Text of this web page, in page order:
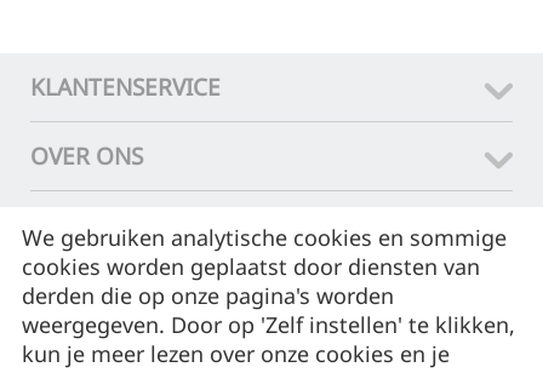
KLANTENSERVICE
OVER ONS
CONTACT
ASSORTIMENT
MIJN ACCOUNT
We gebruiken analytische cookies en sommige
cookies worden geplaatst door diensten van
derden die op onze pagina's worden
weergegeven. Door op 'Zelf instellen' te klikken,
kun je meer lezen over onze cookies en je